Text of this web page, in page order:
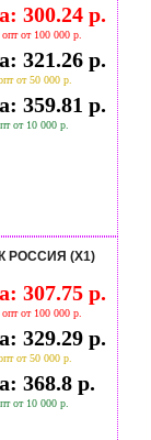
300.24 р.
от 100 000 р.
321.26 р.
от 50 000 р.
359.81 р.
от 10 000 р.
РОССИЯ (Х1)
307.75 р.
от 100 000 р.
329.29 р.
от 50 000 р.
368.8 р.
от 10 000 р.